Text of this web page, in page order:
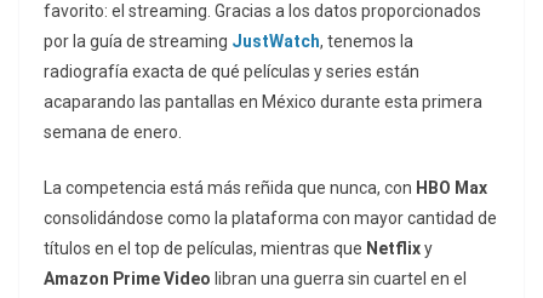
favorito: el streaming . Gracias a los datos proporcionados
por la guía de streaming JustWatch, tenemos la
radiografía exacta de qué películas y series están
acaparando las pantallas en México durante esta primera
semana de enero.
La competencia está más reñida que nunca, con HBO Max
consolidándose como la plataforma con mayor cantidad de
títulos en el top de películas, mientras que Netflixy
Amazon Prime Video libran una guerra sin cuartel en el